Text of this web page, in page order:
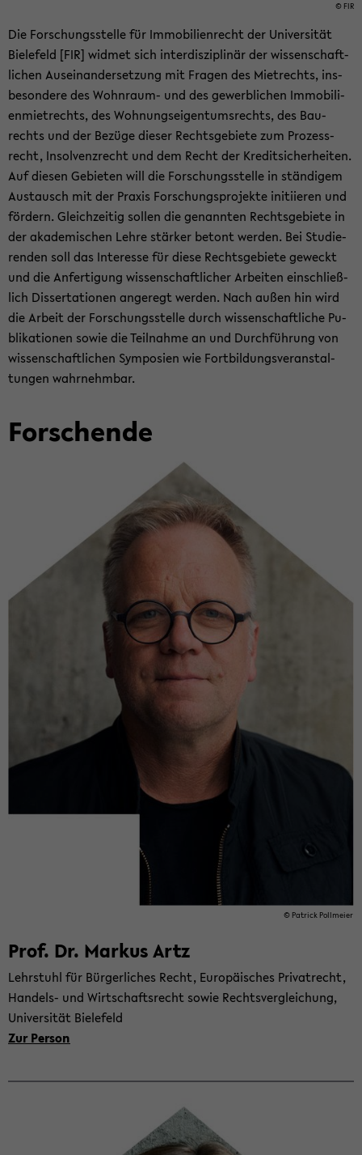
© FIR
Die For­schungs­stel­le für Im­mo­bi­li­en­recht der Uni­ver­si­tät
Bie­le­feld [FIR] wid­met sich in­ter­dis­zi­pli­när der wis­sen­schaft­
li­chen Aus­ein­an­der­set­zung mit Fra­gen des Miet­rechts, ins­
be­son­de­re des Wohnraum-​ und des ge­werb­li­chen Im­mo­bi­li­
en­miet­rechts, des Woh­nungs­ei­gen­tums­rechts, des Bau­
rechts und der Be­zü­ge die­ser Rechts­ge­bie­te zum Pro­zess­
recht, In­sol­venz­recht und dem Recht der Kre­dit­si­cher­hei­ten.
Auf die­sen Ge­bie­ten will die For­schungs­stel­le in stän­di­gem
Aus­tausch mit der Pra­xis For­schungs­pro­jek­te in­iti­ie­ren und
för­dern. Gleich­zei­tig sol­len die ge­nann­ten Rechts­ge­bie­te in
der aka­de­mi­schen Lehre stär­ker be­tont wer­den. Bei Stu­die­
ren­den soll das In­ter­es­se für diese Rechts­ge­bie­te ge­weckt
und die An­fer­ti­gung wis­sen­schaft­li­cher Ar­bei­ten ein­schließ­
lich Dis­ser­ta­tio­nen an­ge­regt wer­den. Nach außen hin wird
die Ar­beit der For­schungs­stel­le durch wis­sen­schaft­li­che Pu­
bli­ka­tio­nen sowie die Teil­nah­me an und Durch­füh­rung von
wis­sen­schaft­li­chen Sym­po­si­en wie Fort­bil­dungs­ver­an­stal­
tun­gen wahr­nehm­bar.
For­schen­de
© Pa­trick Poll­mei­er
Prof. Dr. Mar­kus Artz
Lehr­stuhl für Bür­ger­li­ches Recht, Eu­ro­päi­sches Pri­vat­recht,
Handels-​ und Wirt­schafts­recht sowie Rechts­ver­glei­chung,
Uni­ver­si­tät Bie­le­feld
Zur Per­son